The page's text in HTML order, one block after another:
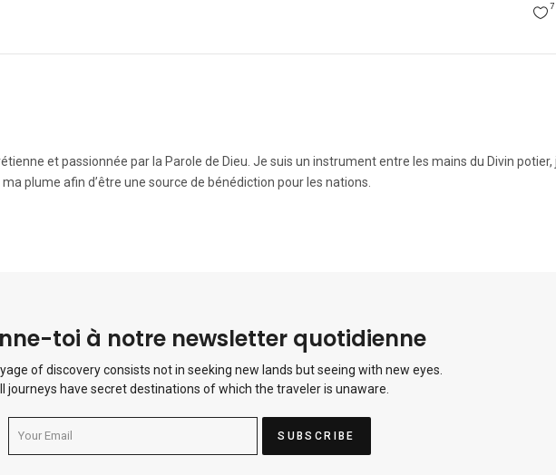
7
et passionnée par la Parole de Dieu. Je suis un instrument entre les mains du Divin potier,
plume afin d’être une source de bénédiction pour les nations.
toi à notre newsletter quotidienne
of discovery consists not in seeking new lands but seeing with new eyes.
journeys have secret destinations of which the traveler is unaware.